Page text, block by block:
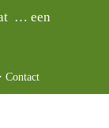
… een
·Contact